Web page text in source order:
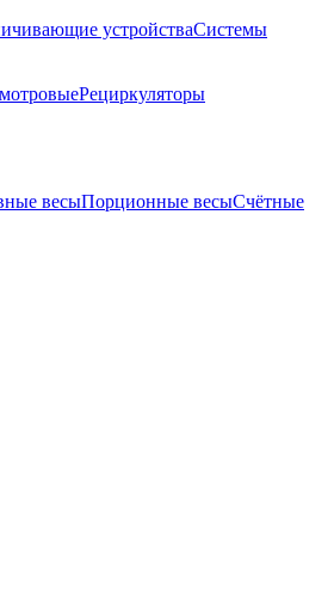
устройстваСистемы
Рециркуляторы
весыПорционные весыСчётные